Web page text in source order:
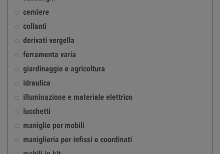
cerniere
collanti
derivati vergella
ferramenta varia
giardinaggio e agricoltura
idraulica
illuminazione e materiale elettrico
lucchetti
maniglie per mobili
maniglieria per infissi e coordinati